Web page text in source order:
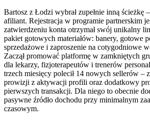
Bartosz z Łodzi wybrał zupełnie inną ścieżkę
afiliant. Rejestracja w programie partnerskim
zatwierdzeniu konta otrzymał swój unikalny
pakiet gotowych materiałów: banery, gotowe
sprzedażowe i zaproszenie na cotygodniowe
Zaczął promować platformę w zamkniętych
dla lekarzy, fizjoterapeutów i trenerów
trzech miesięcy polecił 14 nowych sellerów –
prowizji z aktywacji profili oraz dodatkowy
pierwszych transakcji. Dla niego to obecnie
pasywne źródło dochodu przy minimalnym
czasowym.